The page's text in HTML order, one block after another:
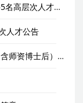
广西安全工程职业技术学院2026年公开招聘5名高层次人才（博士）公告
人才公告
广西大学化学化工学院2026年招聘博士后（含师资博士后）公告